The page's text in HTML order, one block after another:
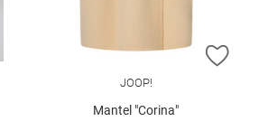
ZUR WUNSCHLISTE HINZUFÜGEN ZUR
JOOP!
Mantel "Corina"